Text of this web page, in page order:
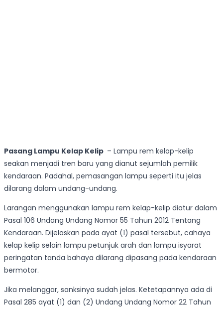
Pasang Lampu Kelap Kelip – Lampu rem kelap-kelip
seakan menjadi tren baru yang dianut sejumlah pemilik
kendaraan. Padahal, pemasangan lampu seperti itu jelas
dilarang dalam undang-undang.
Larangan menggunakan lampu rem kelap-kelip diatur dalam
Pasal 106 Undang Undang Nomor 55 Tahun 2012 Tentang
Kendaraan. Dijelaskan pada ayat (1) pasal tersebut, cahaya
kelap kelip selain lampu petunjuk arah dan lampu isyarat
peringatan tanda bahaya dilarang dipasang pada kendaraan
bermotor.
Jika melanggar, sanksinya sudah jelas. Ketetapannya ada di
Pasal 285 ayat (1) dan (2) Undang Undang Nomor 22 Tahun